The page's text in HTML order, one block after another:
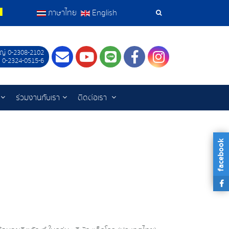
เครื่อง
ค้นหา
ภาษาไทย English
0-2308-2102
0-2324-0515-6
ContactYoutube
LINEFacebookInstagram
ร่วมงานกับเรา ติดต่อเรา
facebook